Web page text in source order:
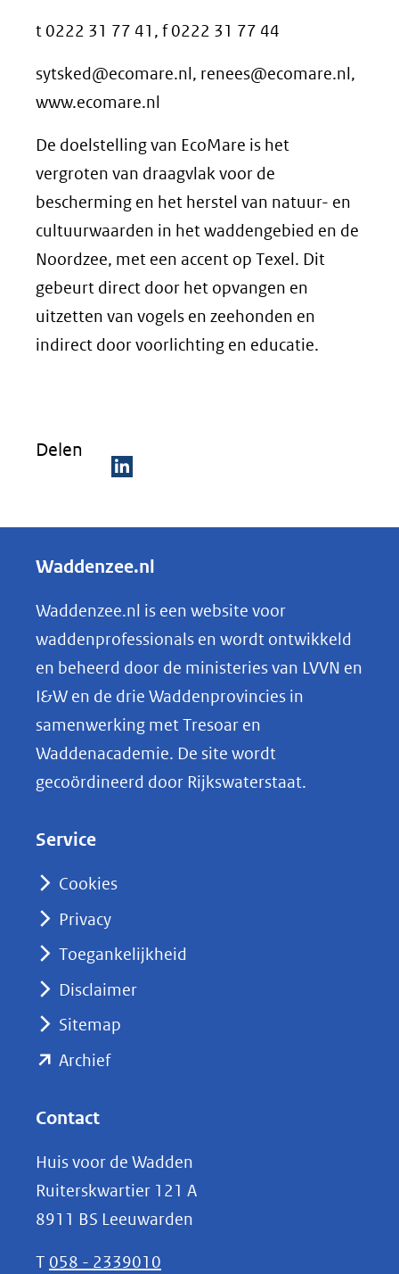
t 0222 31 77 41, f 0222 31 77 44
sytsked@ecomare.nl, renees@ecomare.nl,
www.ecomare.nl
De doelstelling van EcoMare is het
vergroten van draagvlak voor de
bescherming en het herstel van natuur- en
cultuurwaarden in het waddengebied en de
Noordzee, met een accent op Texel. Dit
gebeurt direct door het opvangen en
uitzetten van vogels en zeehonden en
indirect door voorlichting en educatie.
Delen
e
e
n
o
p
k
e
nieuw
naar
Waddenzee.nl
Waddenzee.nl is een website voor
waddenprofessionals en wordt ontwikkeld
en beheerd door de ministeries van LVVN en
I&W en de drie Waddenprovincies in
samenwerking met Tresoar en
Waddenacademie. De site wordt
gecoördineerd door Rijkswaterstaat.
Service
Cookies
Privacy
Toegankelijkheid
Disclaimer
Sitemap
Archief(opent
(verwijst
naar
een
andere
Contact
Huis voor de Wadden
Ruiterskwartier 121 A
8911 BS Leeuwarden
T 058 - 2339010